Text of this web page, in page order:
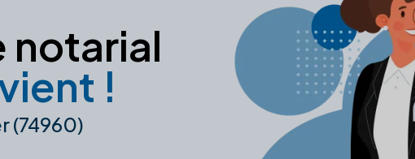
notarial
!
(74960)